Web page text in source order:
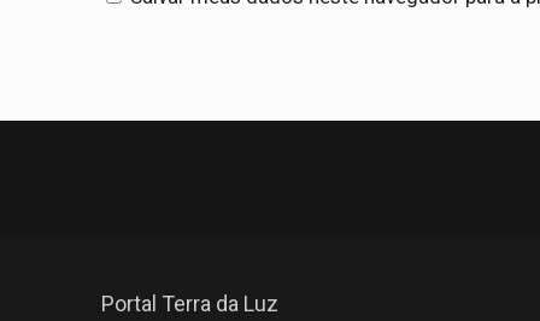
Portal Terra da Luz